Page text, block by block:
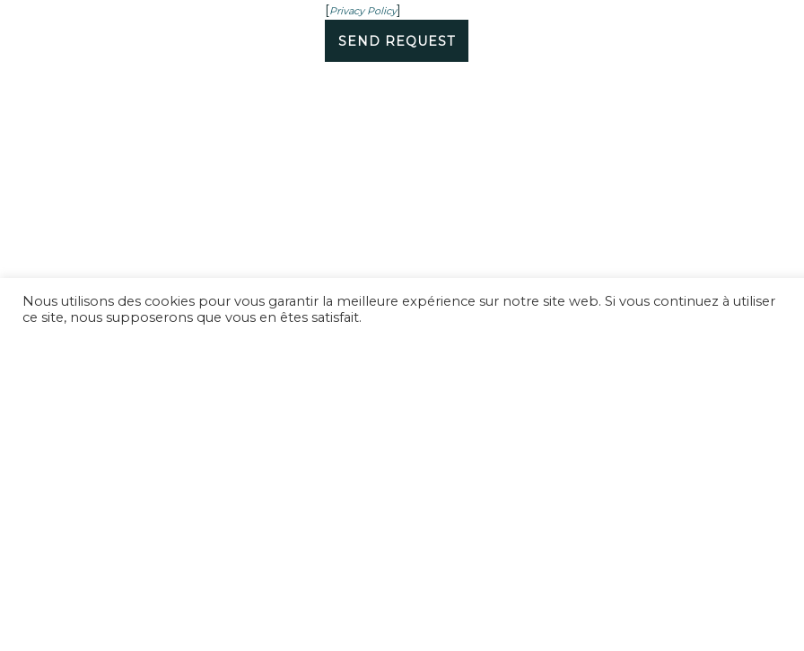
[Privacy Policy]
Nous utilisons des cookies pour vous garantir la meilleure expérience sur notre site web. Si vous continuez à utiliser
ce site, nous supposerons que vous en êtes satisfait.